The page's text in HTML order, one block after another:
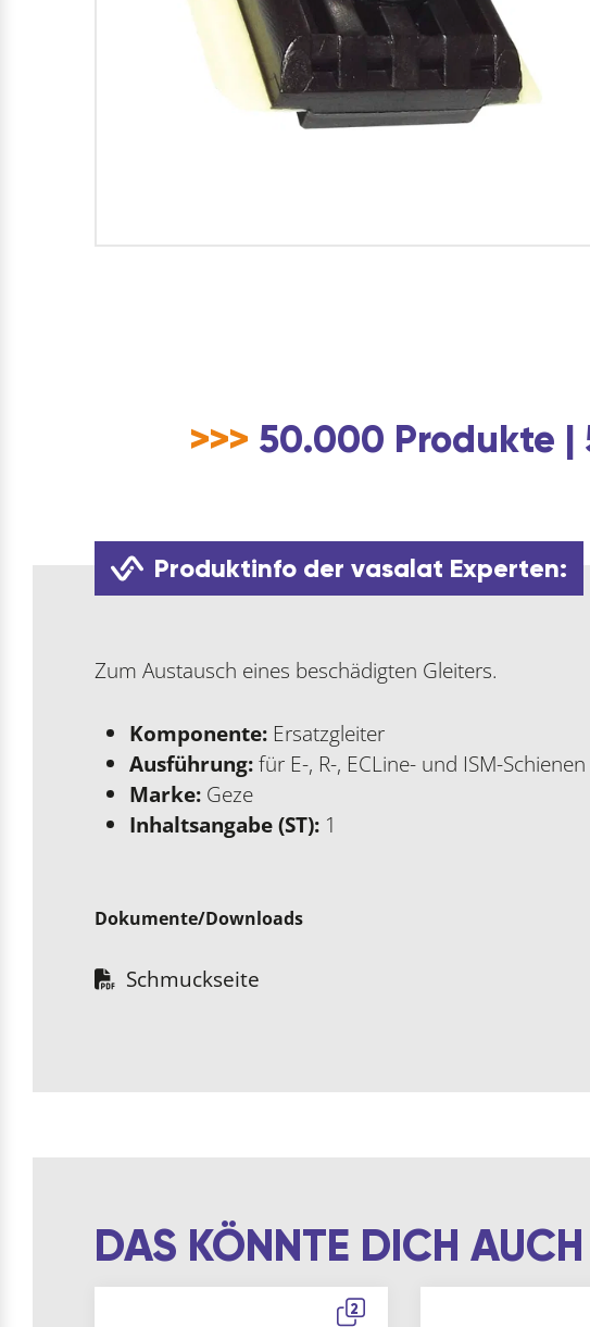
>>> 50.000 Produkte |
Produktinfo der vasalat Experten:
Zum Austausch eines beschädigten Gleiters.
Komponente: Ersatzgleiter
Ausführung:für E-, R-, ECLine- und ISM-Schienen
Marke: Geze
Inhaltsangabe (ST): 1
Dokumente/Downloads
Schmuckseite
DAS KÖNNTE DICH AUCH
2